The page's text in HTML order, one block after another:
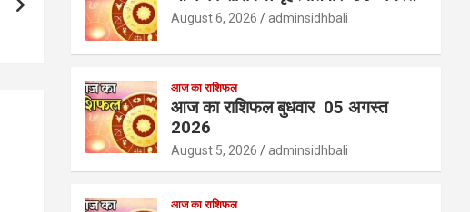
August 6, 2026 adminsidhbali
आज का राशिफल
आज का राशिफल बुधवार 05 अगस्त
2026
August 5, 2026 adminsidhbali
आज का राशिफल